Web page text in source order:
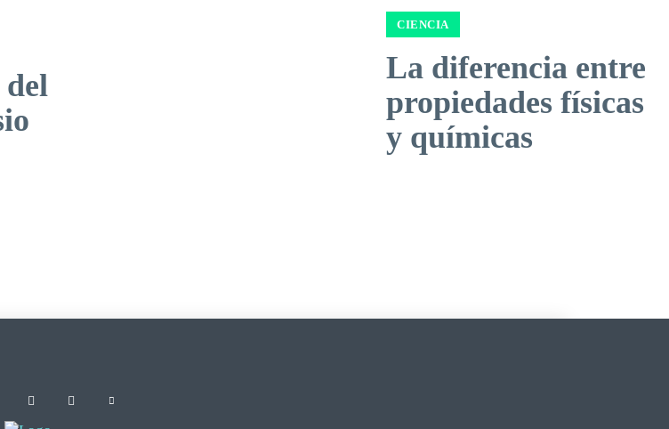
CIENCIA
La diferencia entre
propiedades físicas
y químicas